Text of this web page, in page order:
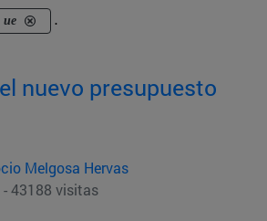
ue .
nuevo presupuesto
Melgosa Hervas
- 43188 visitas